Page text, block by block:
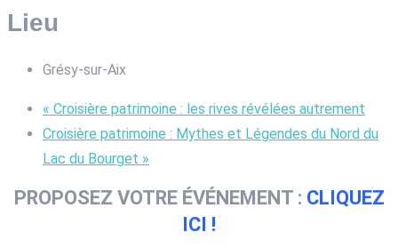
Lieu
Grésy-sur-Aix
« Croisière patrimoine : les rives révélées autrement
Croisière patrimoine : Mythes et Légendes du Nord du
Lac du Bourget »
PROPOSEZ VOTRE ÉVÉNEMENT : CLIQUEZ
ICI !